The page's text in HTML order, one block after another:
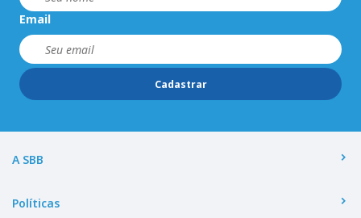
Email
Cadastrar
A SBB
Políticas